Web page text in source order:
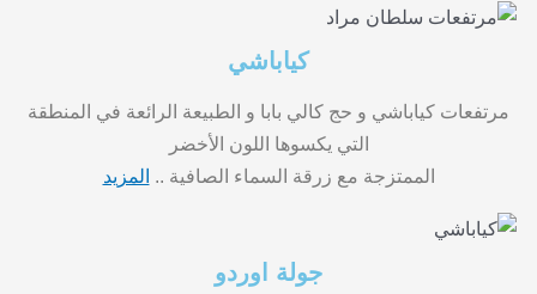
كياباشي
مرتفعات كياباشي و حج كالي بابا و الطبيعة الرائعة في المنطقة
التي يكسوها اللون الأخضر
الممتزجة مع زرقة السماء الصافية .. المزيد
جولة اوردو